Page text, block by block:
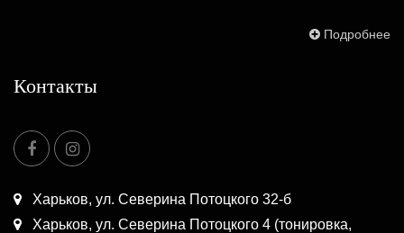
Подробнее
Контакты
Харьков, ул. Северина Потоцкого 32-б
Харьков, ул. Северина Потоцкого 4 (тонировка,